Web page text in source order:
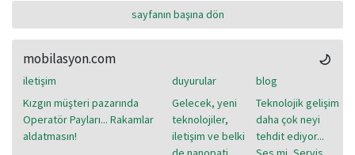
sayfanın başına dön
mobilasyon.com
iletişim duyurular
blog
Kızgın müşteri pazarında
Operatör Payları... Rakamlar
aldatmasın!
Gelecek, yeni
teknolojiler,
iletişim ve belki
Teknolojik gelişim
daha çok neyi
tehdit ediyor...